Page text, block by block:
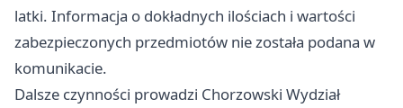
latki. Informacja o dokładnych ilościach i wartości
zabezpieczonych przedmiotów nie została podana w
komunikacie.
Dalsze czynności prowadzi Chorzowski Wydział